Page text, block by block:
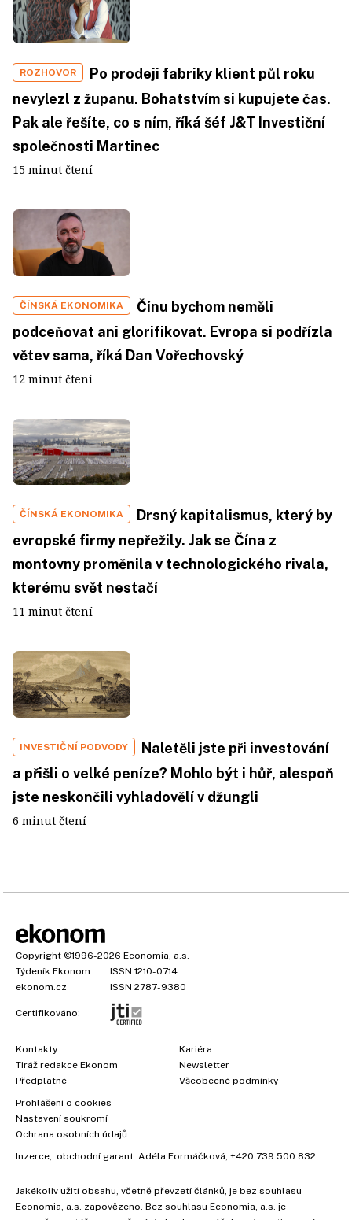
ROZHOVOR
Po prodeji fabriky klient půl roku
nevylezl z županu. Bohatstvím si kupujete čas.
Pak ale řešíte, co s ním, říká šéf J&T Investiční
společnosti Martinec
15 minut čtení
ČÍNSKÁ EKONOMIKA
Čínu bychom neměli
podceňovat ani glorifikovat. Evropa si podřízla
větev sama, říká Dan Vořechovský
12 minut čtení
ČÍNSKÁ EKONOMIKA
Drsný kapitalismus, který by
evropské firmy nepřežily. Jak se Čína z
montovny proměnila v technologického rivala,
kterému svět nestačí
11 minut čtení
INVESTIČNÍ PODVODY
Naletěli jste při investování
a přišli o velké peníze? Mohlo být i hůř, alespoň
jste neskončili vyhladovělí v džungli
6 minut čtení
Copyright ©1996-2026 Economia, a.s.
Týdeník Ekonom
ISSN 1210-0714
ekonom.cz
ISSN 2787-9380
Certifikováno:
Kontakty
Tiráž redakce Ekonom
Předplatné
Kariéra
Newsletter
Všeobecné podmínky
Prohlášení o cookies
Nastavení soukromí
Ochrana osobních údajů
Inzerce , obchodní garant: Adéla Formáčková +420 739 500 832
Jakékoliv užití obsahu, včetně převzetí článků, je bez souhlasu
Economia, a.s. zapovězeno. Bez souhlasu Economia, a.s. je